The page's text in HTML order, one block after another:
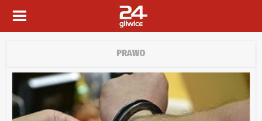
PRAWO